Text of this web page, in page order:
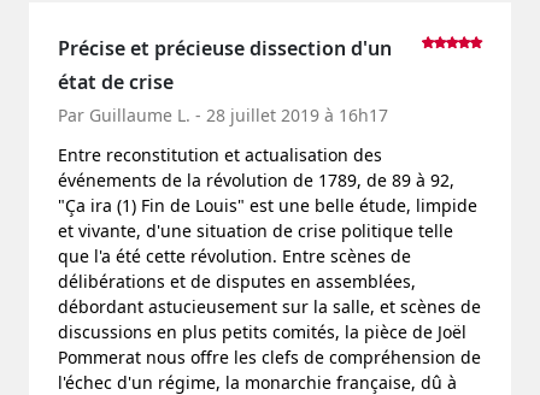
Précise et précieuse dissection d'un
état de crise
Par Guillaume L. - 28 juillet 2019 à 16h17
Entre reconstitution et actualisation des
événements de la révolution de 1789, de 89 à 92,
"Ça ira (1) Fin de Louis" est une belle étude, limpide
et vivante, d'une situation de crise politique telle
que l'a été cette révolution. Entre scènes de
délibérations et de disputes en assemblées,
débordant astucieusement sur la salle, et scènes de
discussions en plus petits comités, la pièce de Joël
Pommerat nous offre les clefs de compréhension de
l'échec d'un régime, la monarchie française, dû à